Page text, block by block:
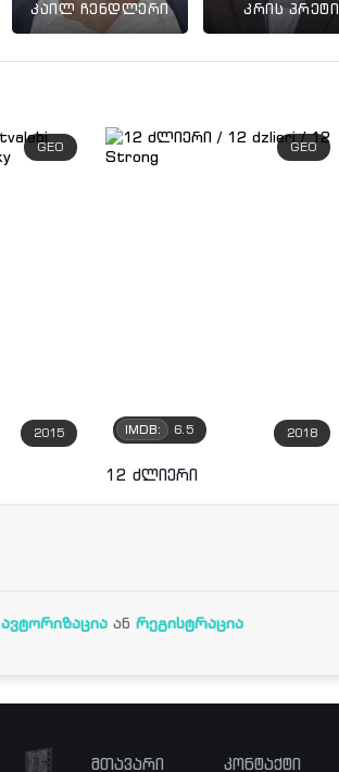
კაილ ჩენდლერი კრის პრეტი
GEO
2015
GEO
2018
IMDB: 6.5
12 ძლიერი
ავტორიზაციაან რეგისტრაცია
მთავარი კონტაქტი